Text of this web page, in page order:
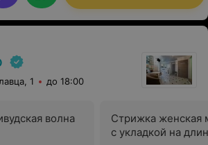
1 до 18:00
волна
Стрижка женская
с укладкой на